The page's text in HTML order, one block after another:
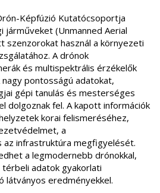
Képfúzió Kutatócsoportja
járműveket (Unmanned Aerial
szenzorokat használ a környezeti
A drónok
és multispektrális érzékelők
pontosságú adatokat,
gépi tanulás és mesterséges
dolgoznak fel. A kapott információk
korai felismeréséhez,
a
infrastruktúra megfigyelését.
a legmodernebb drónokkal,
adatok gyakorlati
látványos eredményekkel.